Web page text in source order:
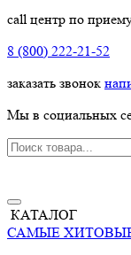
call центр по
8 (800) 222-21-52
заказать звонок
Мы в социальных
КАТАЛОГ
САМЫЕ